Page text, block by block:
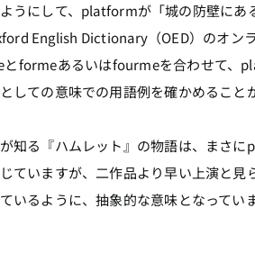
うにして、platformが「城の防壁にあ
English Dictionary（OED）のオン
formeあるいはfourmeを合わせて、
しての意味での用語例を確かめること
知る『ハムレット』の物語は、まさ
ていますが、二作品より早い上演と見
いるように、抽象的な意味となって